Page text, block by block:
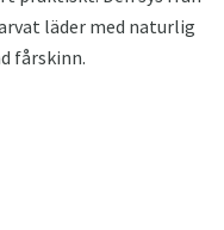
läder med naturlig
fårskinn.